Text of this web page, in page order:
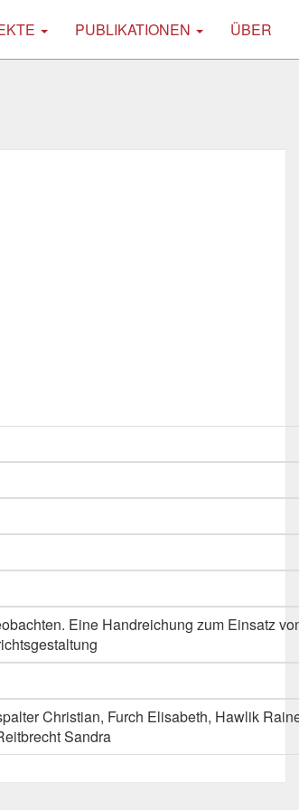
PUBLIKATIONEN ÜBER
Eine Handreichung zum Einsatz
Christian, Furch Elisabeth, Hawlik
Sandra